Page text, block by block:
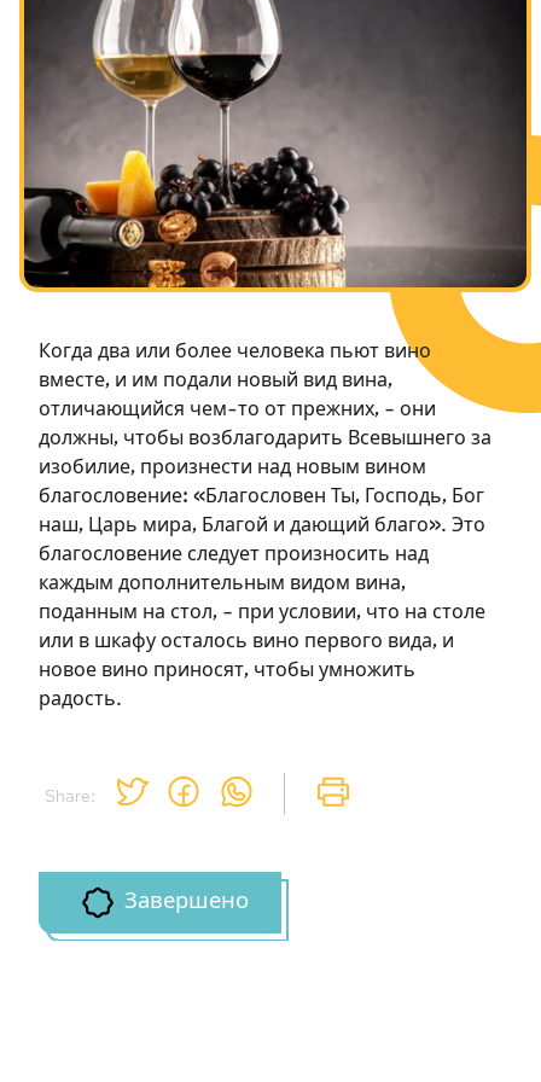
Посты в память о разрушенном Храме
Share:
Когда два или более человека пьют вино
вместе, и им подали новый вид вина,
отличающийся чем-то от прежних, – они
должны, чтобы возблагодарить Всевышнего за
изобилие, произнести над новым вином
благословение: «Благословен Ты, Господь, Бог
наш, Царь мира, Благой и дающий благо». Это
благословение следует произносить над
каждым дополнительным видом вина,
поданным на стол, – при условии, что на столе
или в шкафу осталось вино первого вида, и
новое вино приносят, чтобы умножить
радость.
Завершено
Зарегистрироваться
на сайте
Чтобы делать пометки на сайте,
Подписаться Войти